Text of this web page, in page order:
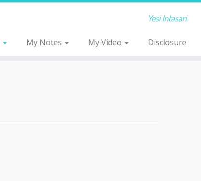
Yesi Intasari
My Notes My Video Disclosure